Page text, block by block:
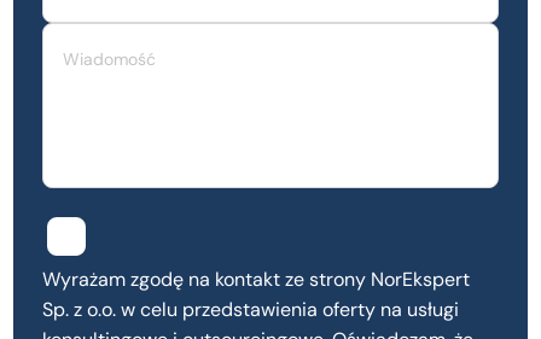
Wyrażam zgodę na kontakt ze strony NorEkspert
Sp. z o.o. w celu przedstawienia oferty na usługi